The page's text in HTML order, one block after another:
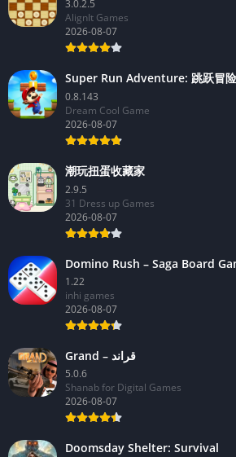
3.0.2.5
AlignIt Games
2026-08-07
Super Run Adventure: 跳跃冒
0.8.143
Dream Cool Game
2026-08-07
潮玩扭蛋收藏家
2.9.5
31 Dress up Games
2026-08-07
Domino Rush – Saga Board
1.22
inhi games
2026-08-07
Grand – قراند
5.0.6
Shanab for Digital Games
2026-08-07
Doomsday Shelter: Survival